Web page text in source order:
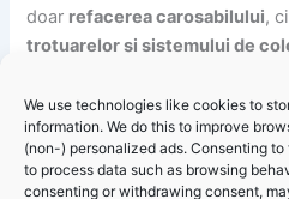
We use technologies like cookies to
information. We do this to improve
(non-) personalized ads. Consenting
to process data such as browsing
consenting or withdrawing consent,
doar refacerea carosabilului,
trotuarelor și sistemului de
locuitorilor.
Această inițiativă urmează să
avizarea mediului, un pas